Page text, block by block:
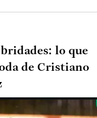
lo que
de Cristiano